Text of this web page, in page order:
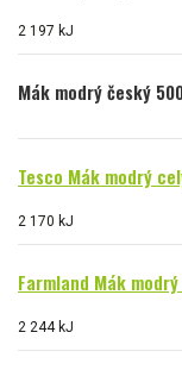
2 197 kJ
Mák modrý český
Tesco Mák modrý
2 170 kJ
Farmland Mák
2 244 kJ